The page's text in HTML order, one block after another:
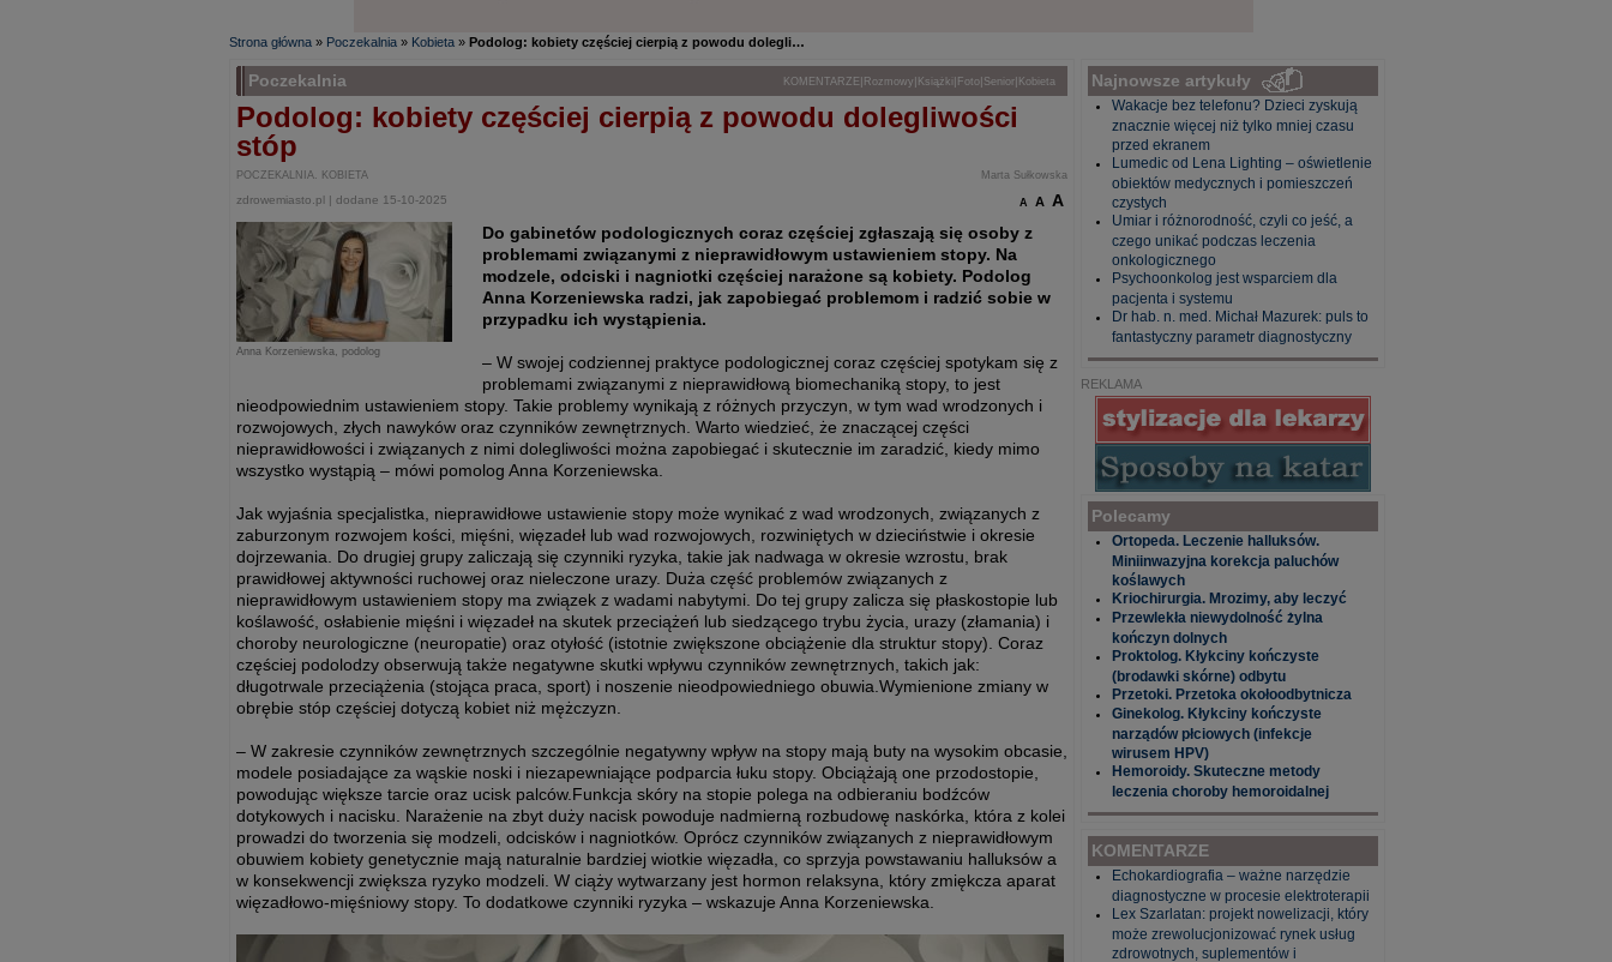
Strona główna » Poczekalnia » Kobieta » Podolog: kobiety częściej cierpią z powodu dolegli…
Poczekalnia KOMENTARZE | Rozmowy | Książki | Foto| Senior| Kobieta
Podolog: kobiety częściej cierpią z powodu dolegliwości
stóp
POCZEKALNIA. KOBIETA Marta Sułkowska
zdrowemiasto.pl | dodane 15-10-2025 A A A
Anna Korzeniewska, podolog
Do gabinetów podologicznych coraz częściej zgłaszają się osoby z
problemami związanymi z nieprawidłowym ustawieniem stopy. Na
modzele, odciski i nagniotki częściej narażone są kobiety. Podolog
Anna Korzeniewska radzi, jak zapobiegać problemom i radzić sobie w
przypadku ich wystąpienia.
– W swojej codziennej praktyce podologicznej coraz częściej spotykam się z
problemami związanymi z nieprawidłową biomechaniką stopy, to jest
nieodpowiednim ustawieniem stopy. Takie problemy wynikają z różnych przyczyn, w tym wad wrodzonych i
rozwojowych, złych nawyków oraz czynników zewnętrznych. Warto wiedzieć, że znaczącej części
nieprawidłowości i związanych z nimi dolegliwości można zapobiegać i skutecznie im zaradzić, kiedy mimo
wszystko wystąpią – mówi pomolog Anna Korzeniewska.
Jak wyjaśnia specjalistka, nieprawidłowe ustawienie stopy może wynikać z wad wrodzonych, związanych z
zaburzonym rozwojem kości, mięśni, więzadeł lub wad rozwojowych, rozwiniętych w dzieciństwie i okresie
dojrzewania. Do drugiej grupy zaliczają się czynniki ryzyka, takie jak nadwaga w okresie wzrostu, brak
prawidłowej aktywności ruchowej oraz nieleczone urazy. Duża część problemów związanych z
nieprawidłowym ustawieniem stopy ma związek z wadami nabytymi. Do tej grupy zalicza się płaskostopie lub
koślawość, osłabienie mięśni i więzadeł na skutek przeciążeń lub siedzącego trybu życia, urazy (złamania) i
choroby neurologiczne (neuropatie) oraz otyłość (istotnie zwiększone obciążenie dla struktur stopy). Coraz
częściej podolodzy obserwują także negatywne skutki wpływu czynników zewnętrznych, takich jak:
długotrwale przeciążenia (stojąca praca, sport) i noszenie nieodpowiedniego obuwia.Wymienione zmiany w
obrębie stóp częściej dotyczą kobiet niż mężczyzn.
– W zakresie czynników zewnętrznych szczególnie negatywny wpływ na stopy mają buty na wysokim obcasie,
modele posiadające za wąskie noski i niezapewniające podparcia łuku stopy. Obciążają one przodostopie,
powodując większe tarcie oraz ucisk palców.Funkcja skóry na stopie polega na odbieraniu bodźców
dotykowych i nacisku. Narażenie na zbyt duży nacisk powoduje nadmierną rozbudowę naskórka, która z kolei
prowadzi do tworzenia się modzeli, odcisków i nagniotków. Oprócz czynników związanych z nieprawidłowym
obuwiem kobiety genetycznie mają naturalnie bardziej wiotkie więzadła, co sprzyja powstawaniu halluksów a
w konsekwencji zwiększa ryzyko modzeli. W ciąży wytwarzany jest hormon relaksyna, który zmiękcza aparat
więzadłowo-mięśniowy stopy. To dodatkowe czynniki ryzyka – wskazuje Anna Korzeniewska.
Najnowsze artykuły
Wakacje bez telefonu? Dzieci zyskują
znacznie więcej niż tylko mniej czasu
przed ekranem
Lumedic od Lena Lighting – oświetlenie
obiektów medycznych i pomieszczeń
czystych
Umiar i różnorodność, czyli co jeść, a
czego unikać podczas leczenia
onkologicznego
Psychoonkolog jest wsparciem dla
pacjenta i systemu
Dr hab. n. med. Michał Mazurek: puls to
fantastyczny parametr diagnostyczny
REKLAMA
Polecamy
Ortopeda. Leczenie halluksów.
Miniinwazyjna korekcja paluchów
koślawych
Kriochirurgia. Mrozimy, aby leczyć
Przewlekła niewydolność żylna
kończyn dolnych
Proktolog. Kłykciny kończyste
(brodawki skórne) odbytu
Przetoki. Przetoka okołoodbytnicza
Ginekolog. Kłykciny kończyste
narządów płciowych (infekcje
wirusem HPV)
Hemoroidy. Skuteczne metody
leczenia choroby hemoroidalnej
KOMENTARZE
Echokardiografia – ważne narzędzie
diagnostyczne w procesie elektroterapii
Lex Szarlatan: projekt nowelizacji, który
może zrewolucjonizować rynek usług
zdrowotnych, suplementów i